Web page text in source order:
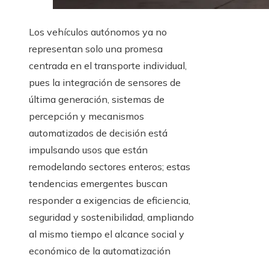
Los vehículos autónomos ya no
representan solo una promesa
centrada en el transporte individual,
pues la integración de sensores de
última generación, sistemas de
percepción y mecanismos
automatizados de decisión está
impulsando usos que están
remodelando sectores enteros; estas
tendencias emergentes buscan
responder a exigencias de eficiencia,
seguridad y sostenibilidad, ampliando
al mismo tiempo el alcance social y
económico de la automatización